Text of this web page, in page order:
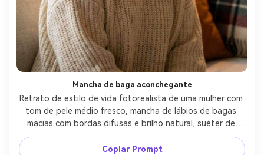
Mancha de baga aconchegante
Retrato de estilo de vida fotorealista de uma mulher com
tom de pele médio fresco, mancha de lábios de bagas
macias com bordas difusas e brilho natural, suéter de
malha grosso aconchegante, bun bagunçado, lâmpada
interna quente mais luz de preenchimento de janela,
Copiar Prompt